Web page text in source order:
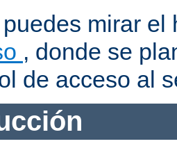
mirar
, donde se
de acceso al